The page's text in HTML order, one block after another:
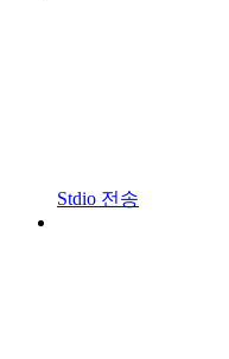
Stdio 전송